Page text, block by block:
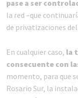
pase a ser
la red –que
de privatizaciones
En cualquier caso, la
consecuente con
momento, para que
Rosario Sur, la